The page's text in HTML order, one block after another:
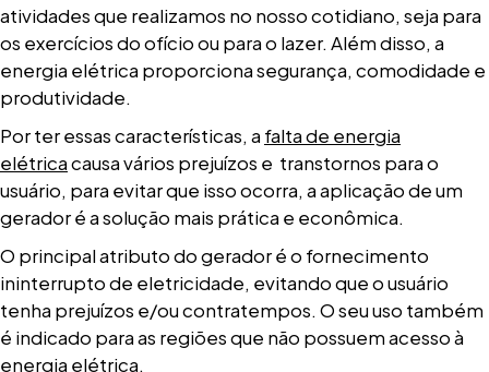
atividades que realizamos no nosso cotidiano, seja para
os exercícios do ofício ou para o lazer. Além disso, a
energia elétrica proporciona segurança, comodidade e
produtividade.
Por ter essas características, a falta de energia
elétricacausa vários prejuízos e transtornos para o
usuário, para evitar que isso ocorra, a aplicação de um
gerador é a solução mais prática e econômica.
O principal atributo do gerador é o fornecimento
ininterrupto de eletricidade, evitando que o usuário
tenha prejuízos e/ou contratempos. O seu uso também
é indicado para as regiões que não possuem acesso à
energia elétrica.